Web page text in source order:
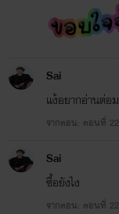
บำบัดราคี เล่
แผ่ความสุข
ออยตาโตเบิกก
จากสายตาคนภาย
Sai
แง้อยากอ่านต่อ
จากตอน: ตอนที่
Sai
ซื้อยังไง
จากตอน: ตอนที่